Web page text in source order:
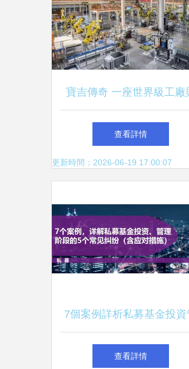
寶吉傳奇 一座世界級工廠
72億的投資管理密碼
查看詳情
更新時間：2026-06-19 17:00:07
7個案例詳析私募基金投資
理階段5大常見糾紛及應對
查看詳情